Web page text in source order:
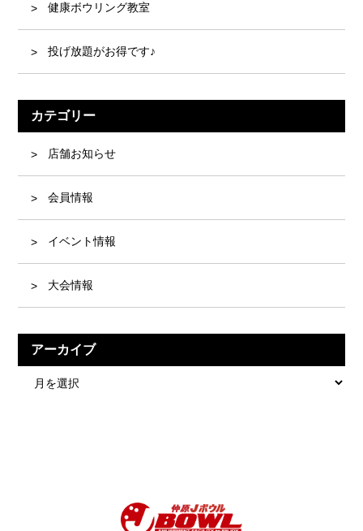
健康ボウリング教室
投げ放題がお得です♪
カテゴリー
店舗お知らせ
会員情報
イベント情報
大会情報
アーカイブ